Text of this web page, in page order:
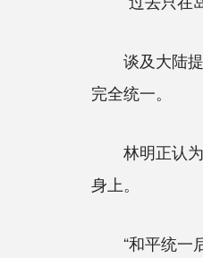
谈及大陆提
完全统一。
林明正认为
身上。
“和平统一后